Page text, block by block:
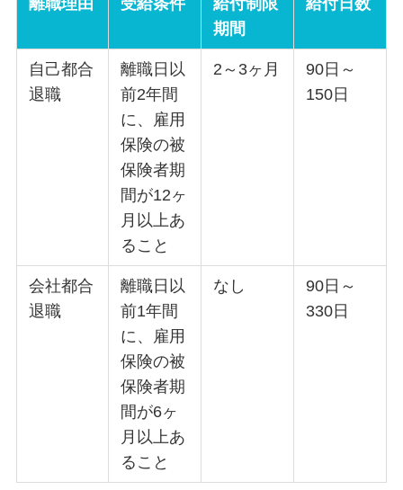
離職理由 受給条件
給付制限
期間
給付日数
自己都合
退職
離職日以
前2年間
に、雇用
保険の被
保険者期
間が12ヶ
月以上あ
ること
2～3ヶ月
90日～
150日
会社都合
退職
離職日以
前1年間
に、雇用
保険の被
保険者期
間が6ヶ
月以上あ
ること
なし
90日～
330日